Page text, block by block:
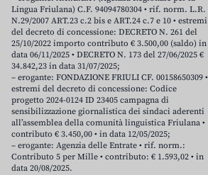
Lingua Friulana) C.F. 94094780304 • rif. norm. L.R.
N.29/2007 ART.23 c.2 bis e ART.24 c.7 e 10 • estremi
del decreto di concessione: DECRETO N. 261 del
25/10/2022 importo contributo € 3.500,00 (saldo) in
data 06/11/2025 • DECRETO N. 173 del 27/06/2025 €
34.842,23 in data 31/07/2025;
– erogante: FONDAZIONE FRIULI CF. 00158650309 •
estremi del decreto di concessione: Codice
progetto 2024-0124 ID 23405 campagna di
sensibilizzazione giornalistica dei sindaci aderenti
all’assemblea della comunità linguistica Friulana •
contributo € 3.450,00 • in data 12/05/2025;
– erogante: Agenzia delle Entrate • rif. norm.:
Contributo 5 per Mille • contributo: € 1.593,02 • in
data 20/08/2025.